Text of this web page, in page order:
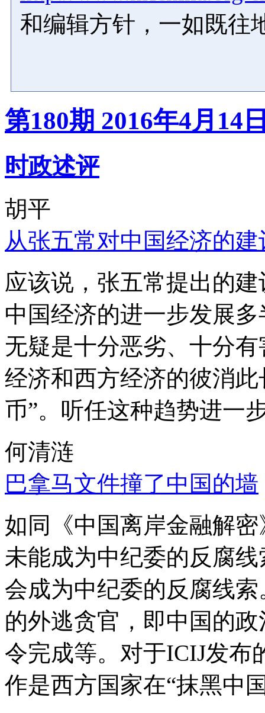
和编辑方针，一如既往
第180期 2016年4月14
时政述评
胡平
从张五常对中国经济的
应该说，张五常提出的
中国经济的进一步发展
无疑是十分恶劣、十分
经济和西方经济的彼消
币”。听任这种趋势进一
何清涟
巴拿马文件撞了中国的墙
如同《中国离岸金融解
未能成为中纪委的反腐
会成为中纪委的反腐线
的外逃贪官，即中国的
令完成等。对于ICIJ发布
作是西方国家在“抹黑中